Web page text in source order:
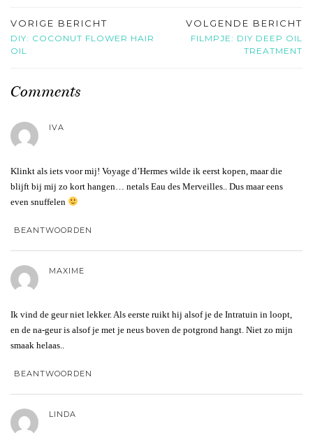
VORIGE BERICHT
DIY: COCONUT FLOWER HAIR
OIL
VOLGENDE BERICHT
FILMPJE: DIY DEEP OIL
TREATMENT
Comments
IVA
Klinkt als iets voor mij! Voyage d’Hermes wilde ik eerst kopen, maar die
blijft bij mij zo kort hangen… netals Eau des Merveilles.. Dus maar eens
even snuffelen
BEANTWOORDEN
MAXIME
Ik vind de geur niet lekker. Als eerste ruikt hij alsof je de Intratuin in loopt,
en de na-geur is alsof je met je neus boven de potgrond hangt. Niet zo mijn
smaak helaas..
BEANTWOORDEN
LINDA